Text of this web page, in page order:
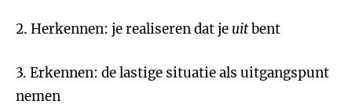
2. Herkennen: je realiseren dat je uitbent
3. Erkennen: de lastige situatie als uitgangspunt
nemen